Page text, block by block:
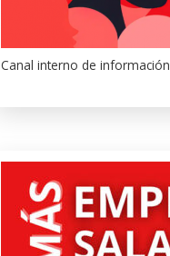
Canal interno de información